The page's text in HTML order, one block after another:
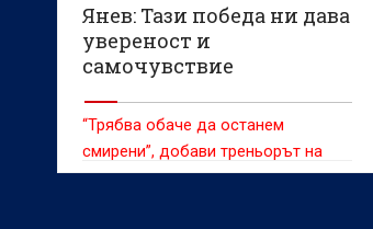
Янев: Тази победа ни дава
увереност и
самочувствие
“Трябва обаче да останем
смирени”, добави треньорът на
ЦСКА